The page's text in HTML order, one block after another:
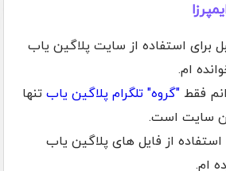
برای استفاده از سایت پلاگین یاب
ام.
فقط "گروه" تلگرام پلاگین یاب تنها
سایت است.
استفاده از فایل های پلاگین یاب
ام.